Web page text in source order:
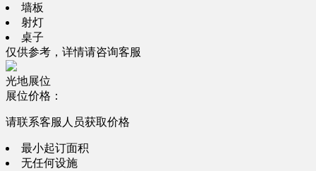
墙板
射灯
桌子
仅供参考，详情请咨询客服
光地展位
展位价格：
请联系客服人员获取价格
最小起订面积
无任何设施